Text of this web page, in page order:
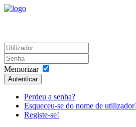
Memorizar
Autenticar
Perdeu a senha?
Esqueceu-se do nome de
Registe-se!